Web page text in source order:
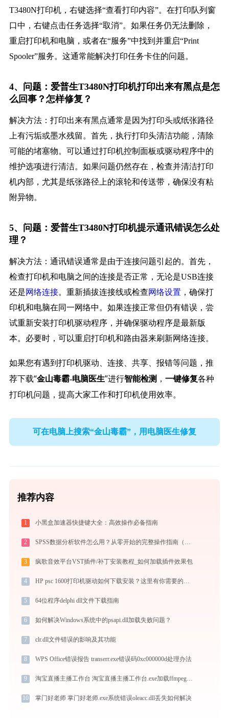
T3480N打印机，右键选择“查看打印内容”。在打印队列窗
口中，右键点击任务选择“取消”。如果任务仍无法删除，
重启打印机和电脑，或者在“服务”中找到并重启“Print
Spooler”服务。这通常能解决打印任务卡住的问题。
4、问题：爱普生T3480N打印机打印出来有黑点是怎
么回事？怎样修复？
解决方法：打印出来有黑点通常是因为打印头或纸张路径
上有污垢或墨水残留。首先，执行打印头清洁功能，清除
可能的堵塞物。可以通过打印机控制面板或驱动程序中的
维护选项进行清洁。如果问题仍然存在，检查并清洁打印
机内部，尤其是纸张路径上的滚轮和传送带，确保没有粘
附异物。
5、问题：爱普生T3480N打印机提示通讯错误怎么处
理？
解决方法：通讯错误通常是由于连接问题引起的。首先，
检查打印机和电脑之间的连接是否正常，无论是USB连接
还是网络连接。重新插拔连接线或检查网络设置 ，确保打
印机和电脑在同一网络中。如果连接正常但仍有错误，尝
试重新安装打印机驱动程序，并确保驱动程序是最新版
本。必要时，可以重启打印机和路由器来刷新网络连接。
如果您有遇到打印机驱动、连接、共享、报错等问题，推
荐下载“金山毒霸-电脑医生”进行智能检测， 一键修复各种
打印机问题，提高大家工作和打印机使用效率。
可在电脑上搜索“金山毒霸”，用电脑医生修复
推荐内容
1 小黑盒加速器快捷键大全：高效操作必备指南
2 SPSS数据分析软件怎么用？从零开始的完整操作指南（附实战案例）
3 疯歌音效平台VST插件/补丁安装教程_如何加载插件效果包
4 HP psc 1600打印机驱动如何下载安装？这里有你需要的所有信息
5 64位程序delphi dll文件下载指南
6 如何解决Windows系统中的psapi.dll加载失败问题？
7 clr.dll文件错误的影响及其功能
8 WPS Office错误报告 transerr.exe错误码0xc000000d处理办法
9 淘宝直播主播工作台 淘宝直播主播工作台.exe加载ffmpeg.dll文件丢失处理办法
10 掌门好老师 掌门好老师.exe系统错误oleacc.dll丢失如何解决